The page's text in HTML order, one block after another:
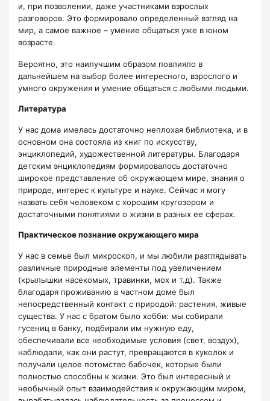
и, при позволении, даже участниками взрослых
разговоров. Это формировало определенный взгляд на
мир, а самое важное – умение общаться уже в юном
возрасте.
Вероятно, это наилучшим образом повлияло в
дальнейшем на выбор более интересного, взрослого и
умного окружения и умение общаться с любыми людьми.
Литература
У нас дома имелась достаточно неплохая библиотека, и в
основном она состояла из книг по искусству,
энциклопедий, художественной литературы. Благодаря
детским энциклопедиям формировалось достаточно
широкое представление об окружающем мире, знания о
природе, интерес к культуре и науке. Сейчас я могу
назвать себя человеком с хорошим кругозором и
достаточными понятиями о жизни в разных ее сферах.
Практическое познание окружающего мира
У нас в семье был микроскоп, и мы любили разглядывать
различные природные элементы под увеличением
(крылышки насекомых, травинки, мох и т.д). Также
благодаря проживанию в частном доме был
непосредственный контакт с природой: растения, живые
существа. У нас с братом было хобби: мы собирали
гусениц в банку, подбирали им нужную еду,
обеспечивали все необходимые условия (свет, воздух),
наблюдали, как они растут, превращаются в куколок и
получали целое потомство бабочек, которые были
полностью способны к жизни. Это был интересный и
необычный опыт взаимодействия к окружающим миром,